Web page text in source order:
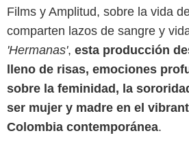
Films y Amplitud, sobre la vida
comparten lazos de sangre y
'Hermanas', esta producción
lleno de risas, emociones
sobre la feminidad, la
ser mujer y madre en el
Colombia contemporánea.
Extranjero Films